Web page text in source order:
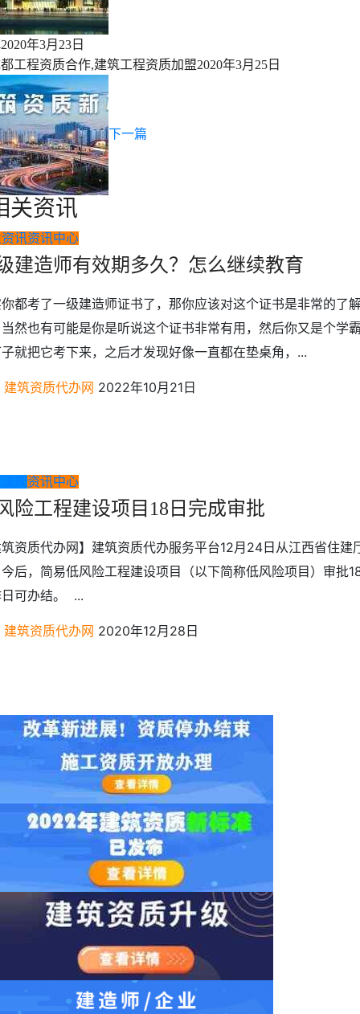
2020年3月23日
工程资质合作,建筑工程资质加盟2020年3月25日
下一篇
关资讯
讯资讯中心
建造师有效期多久？怎么继续教育
都考了一级建造师证书了，那你应该对这个证书是非常的了
然也有可能是你是听说这个证书非常有用，然后你又是个学
就把它考下来，之后才发现好像一直都在垫桌角，...
建筑资质代办网 2022年10月21日
资讯中心
险工程建设项目18日完成审批
资质代办网】建筑资质代办服务平台12月24日从江西省住建
后，简易低风险工程建设项目（以下简称低风险项目）审批
可办结。 ...
建筑资质代办网 2020年12月28日